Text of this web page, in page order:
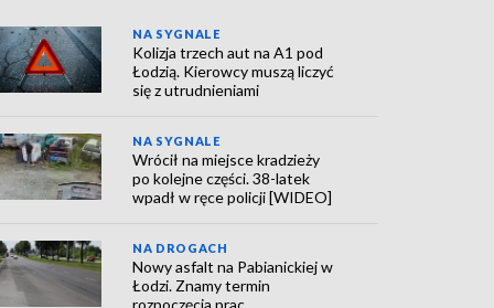
NA SYGNALE
Kolizja trzech aut na A1 pod
Łodzią. Kierowcy muszą liczyć
się z utrudnieniami
NA SYGNALE
Wrócił na miejsce kradzieży
po kolejne części. 38-latek
wpadł w ręce policji [WIDEO]
NA DROGACH
Nowy asfalt na Pabianickiej w
Łodzi. Znamy termin
rozpoczęcia prac